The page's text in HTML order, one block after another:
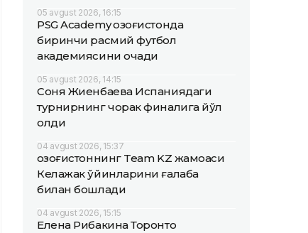
05 avgust 2026, 16:15
PSG Academy Қозоғистонда
биринчи расмий футбол
академиясини очади
05 avgust 2026, 14:15
Соня Жиенбаева Испаниядаги
турнирнинг чорак финалига йўл
олди
04 avgust 2026, 15:37
Қозоғистоннинг Team KZ жамоаси
Келажак ўйинларини ғалаба
билан бошлади
04 avgust 2026, 15:15
Елена Рибакина Торонто